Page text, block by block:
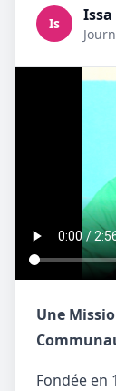
Is Issa
Une
Fondée en